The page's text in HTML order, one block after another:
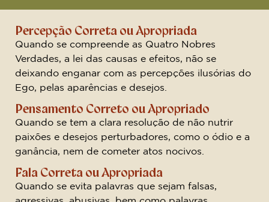
Percepção Correta ou Apropriada
Quando se compreende as Quatro Nobres
Verdades, a lei das causas e efeitos, não se
deixando enganar com as percepções ilusórias do
Ego, pelas aparências e desejos.
Pensamento Correto ou Apropriado
Quando se tem a clara resolução de não nutrir
paixões e desejos perturbadores, como o ódio e a
ganância, nem de cometer atos nocivos.
Fala Correta ou Apropriada
Quando se evita palavras que sejam falsas,